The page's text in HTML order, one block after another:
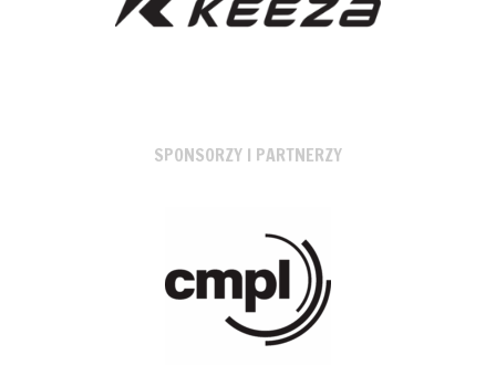
SPONSORZY I PARTNERZY